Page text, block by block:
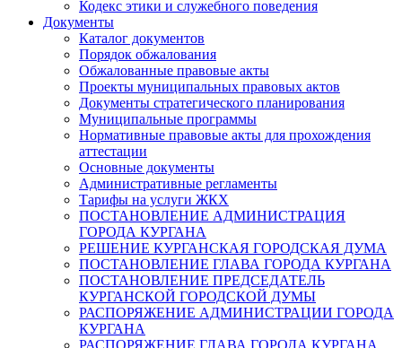
Кодекс этики и служебного поведения
Документы
Каталог документов
Порядок обжалования
Обжалованные правовые акты
Проекты муниципальных правовых актов
Документы стратегического планирования
Муниципальные программы
Нормативные правовые акты для прохождения
аттестации
Основные документы
Административные регламенты
Тарифы на услуги ЖКХ
ПОСТАНОВЛЕНИЕ АДМИНИСТРАЦИЯ
ГОРОДА КУРГАНА
РЕШЕНИЕ КУРГАНСКАЯ ГОРОДСКАЯ ДУМА
ПОСТАНОВЛЕНИЕ ГЛАВА ГОРОДА КУРГАНА
ПОСТАНОВЛЕНИЕ ПРЕДСЕДАТЕЛЬ
КУРГАНСКОЙ ГОРОДСКОЙ ДУМЫ
РАСПОРЯЖЕНИЕ АДМИНИСТРАЦИИ ГОРОДА
КУРГАНА
РАСПОРЯЖЕНИЕ ГЛАВА ГОРОДА КУРГАНА